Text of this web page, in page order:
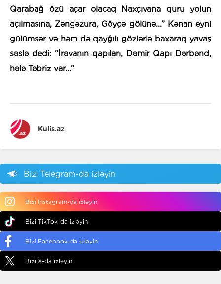
Qarabağ özü açar olacaq Naxçıvana quru yolun
açılmasına, Zəngəzura, Göyçə gölünə...” Kənan eyni
gülümsər və həm də qayğılı gözlərlə baxaraq yavaş
səslə dedi: ”İrəvanın qapıları, Dəmir Qapı Dərbənd,
hələ Təbriz var...”
Kulis.az
Bizi Telegram-da izləyin
Bizi Instagram-da izləyin
Bizi TikTok-da izləyin
Bizi Facebook-da izləyin
Bizi X-da izləyin